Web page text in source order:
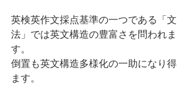
英検英作文採点基準の一つである「文
法」では英文構造の豊富さを問われま
す。
倒置も英文構造多様化の一助になり得
ます。